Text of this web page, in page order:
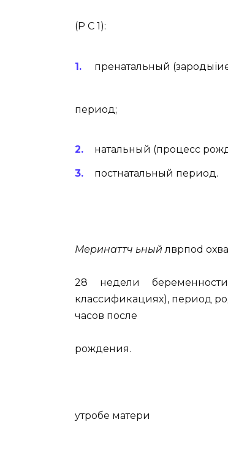
(Р С 1):
пренатальный
период;
натальный (процесс
постнатальный период.
Меринаттч ьныйлврпоd
28 недели беременности
классификациях), период
часов после
рождения.
утробе матери